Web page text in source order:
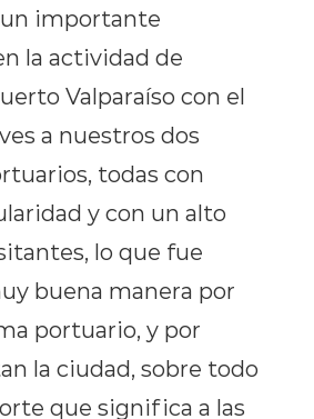
importante
la actividad de
Valparaíso con el
a nuestros dos
todas con
y con un alto
lo que fue
buena manera por
portuario, y por
la ciudad, sobre todo
que significa a las